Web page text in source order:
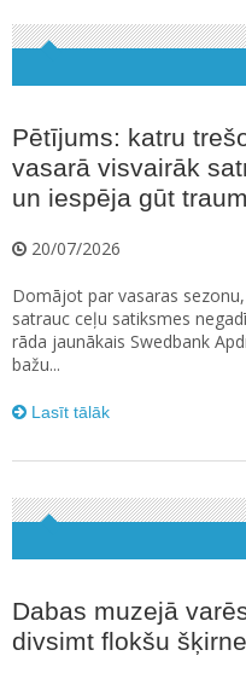
Pētījums: katru
vasarā visvairāk
un iespēja gūt
20/07/2026
Domājot par vasaras
satrauc ceļu satiksmes
rāda jaunākais Swedbank
bažu...
Lasīt tālāk
Dabas muzejā
divsimt flokšu